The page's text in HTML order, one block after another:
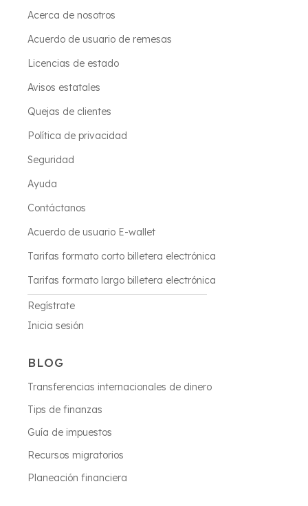
Acerca de nosotros
Acuerdo de usuario de remesas
Licencias de estado
Avisos estatales
Quejas de clientes
Política de privacidad
Seguridad
Ayuda
Contáctanos
Acuerdo de usuario E-wallet
Tarifas formato corto billetera electrónica
Tarifas formato largo billetera electrónica
Regístrate
Inicia sesión
BLOG
Transferencias internacionales de dinero
Tips de finanzas
Guía de impuestos
Recursos migratorios
Planeación financiera